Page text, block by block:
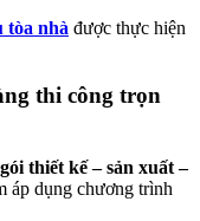
tòa nhà được thực hiện
thi công trọn
thiết kế – sản xuất –
áp dụng chương trình